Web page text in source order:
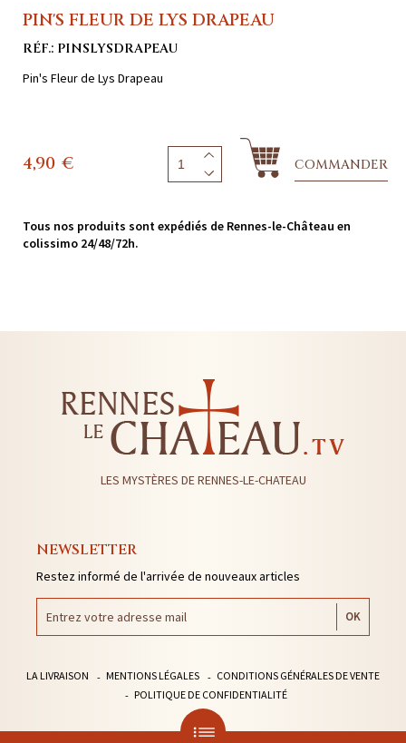
PIN'S FLEUR DE LYS DRAPEAU
RÉF.: PINSLYSDRAPEAU
Pin's Fleur de Lys Drapeau
4,90 € COMMANDER
Tous nos produits sont expédiés de Rennes-le-Château en
colissimo 24/48/72h.
LES MYSTÈRES DE RENNES-LE-CHATEAU
NEWSLETTER
Restez informé de l'arrivée de nouveaux articles
LA LIVRAISON MENTIONS LÉGALES
CONDITIONS GÉNÉRALES DE VENTE
POLITIQUE DE CONFIDENTIALITÉ